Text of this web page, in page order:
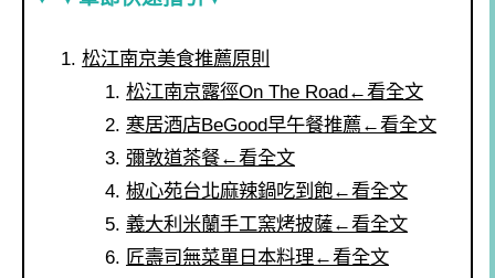
松江南京美食推薦原則
松江南京露徑On The Road←看全文
寒居酒店BeGood早午餐推薦←看全文
彌敦道茶餐←看全文
椒心苑台北麻辣鍋吃到飽←看全文
義大利米蘭手工窯烤披薩←看全文
匠壽司無菜單日本料理←看全文